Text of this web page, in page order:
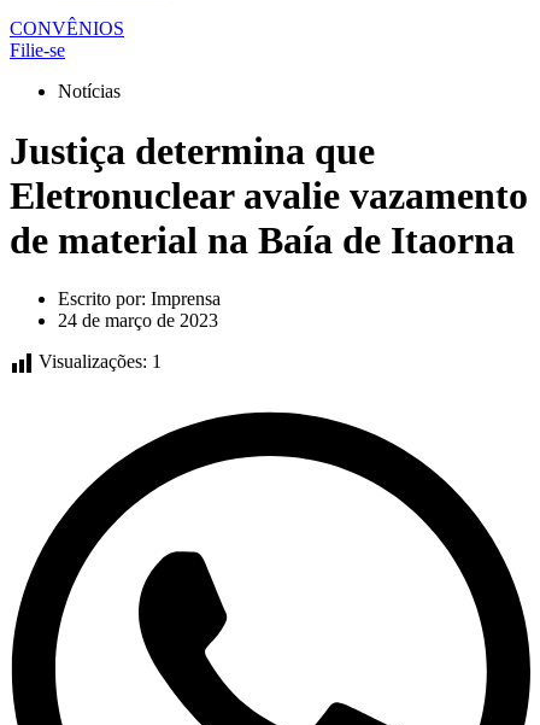
CONVÊNIOS
Filie-se
Notícias
Justiça determina que
Eletronuclear avalie vazamento
de material na Baía de Itaorna
Escrito por: Imprensa
24 de março de 2023
Visualizações: 1